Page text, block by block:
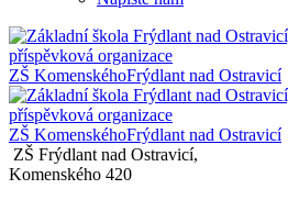
ZŠ KomenskéhoFrýdlant nad Ostravicí
ZŠ KomenskéhoFrýdlant nad Ostravicí
ZŠ Frýdlant nad Ostravicí,
Komenského 420